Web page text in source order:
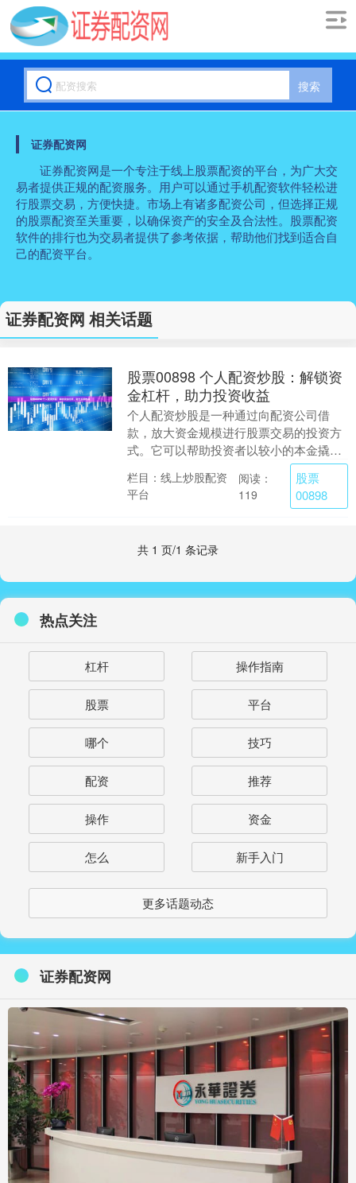
搜索
证券配资网
证券配资网是一个专注于线上股票配资的平台，为广大交
易者提供正规的配资服务。用户可以通过手机配资软件轻松进
行股票交易，方便快捷。市场上有诸多配资公司，但选择正规
的股票配资至关重要，以确保资产的安全及合法性。股票配资
软件的排行也为交易者提供了参考依据，帮助他们找到适合自
己的配资平台。
证券配资网 相关话题
股票00898 个人配资炒股：解锁资
金杠杆，助力投资收益
个人配资炒股是一种通过向配资公司借
款，放大资金规模进行股票交易的投资方
式。它可以帮助投资者以较小的本金撬动
更大的资金，从而获得更高的投资收益。
* **市值大，....
栏目：线上炒股配资
平台
阅读：
119
股票
00898
共 1 页/1 条记录
热点关注
杠杆 操作指南
股票 平台
哪个 技巧
配资 推荐
操作 资金
怎么 新手入门
更多话题动态
证券配资网